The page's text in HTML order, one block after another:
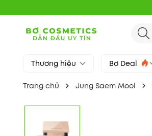
Thương hiệu Bơ Deal
Trang chủ Jung Saem Mool